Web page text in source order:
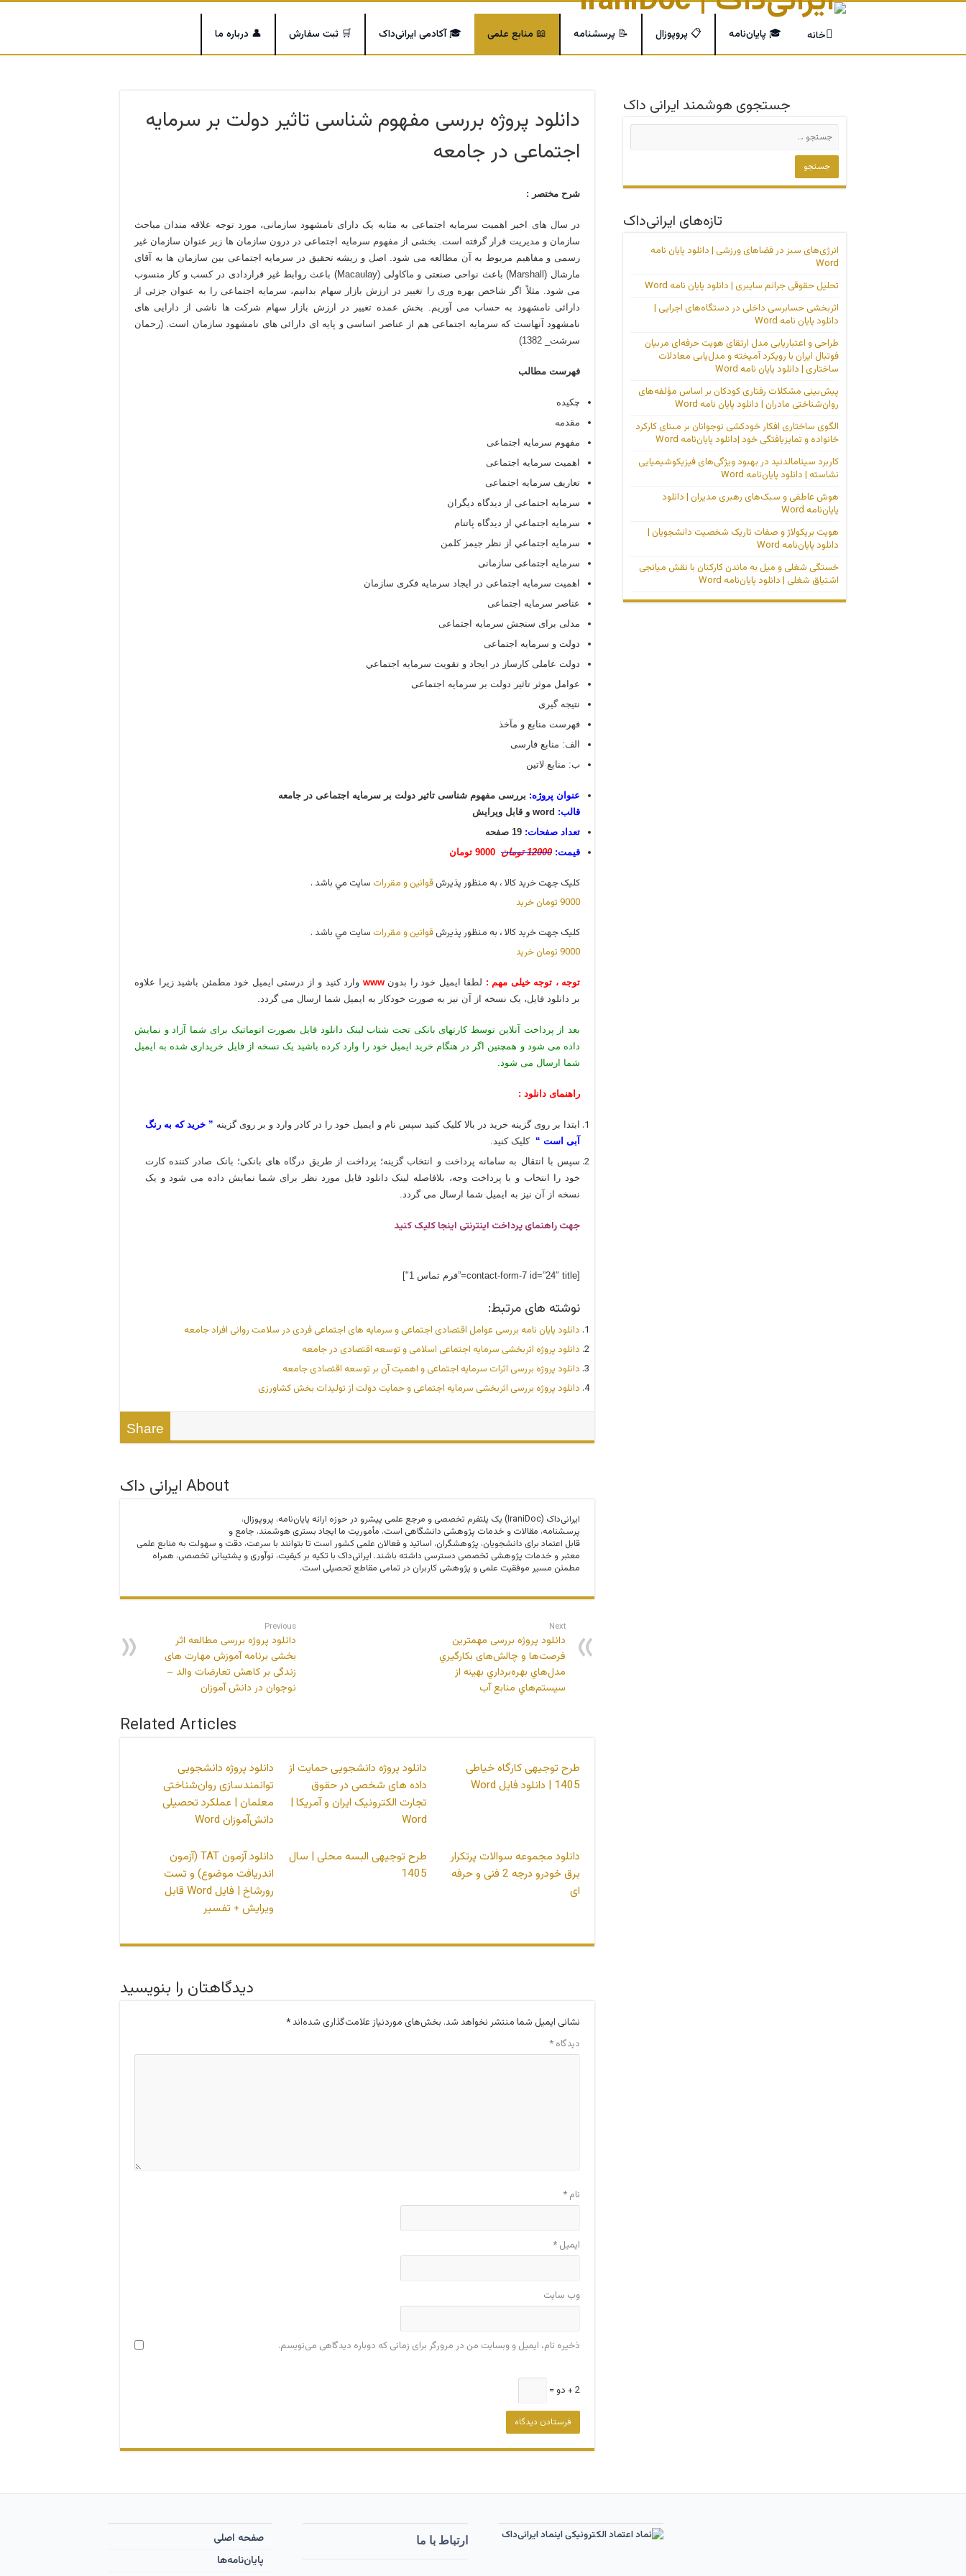
خانه 🎓 پایان‌نامه 📋 پروپوزال 📝 پرسشنامه 📖 منابع علمی 🎓 آکادمی ایرانی‌داک 🛒 ثبت سفارش 👤 درباره ما
دانلود پروژه بررسی مفهوم شناسی تاثیر دولت بر سرمایه
اجتماعی در جامعه
شرح مختصر :
در سال های اخير اهميت سرمايه اجتماعی به مثابه يک دارای نامشهود سازمانی، مورد توجه علاقه مندان مباحث
سازمان و مديريت قرار گرفته است. بخشی از مفهوم سرمايه اجتماعی در درون سازمان ها زير عنوان سازمان غير
رسمی و مفاهيم مربوط به آن مطالعه می شود. اصل و ريشه تحقيق در سرمايه اجتماعی بين سازمان ها به آقای
مارشال (Marshall) باعث نواحی صنعتی و ماکاولی (Macaulay) باعث روابط غير قراردادی در کسب و کار منسوب
می شود. مثلاً اگر شاخص بهره وری را تغيير در ارزش بازار سهام بدانيم، سرمايه اجتماعی را به عنوان جزئی از
دارائی نامشهود به حساب می آوريم. بخش عمده تغيير در ارزش بازار سهام شرکت ها ناشی از دارايی های
نامشهود آنهاست که سرمايه اجتماعی هم از عناصر اساسی و پايه ای دارائی های نامشهود سازمان است. (رحمان
سرشت_ 1382)
فهرست مطالب
چکیده
مقدمه
مفهوم سرمايه اجتماعی
اهمیت سرمایه اجتماعی
تعاريف سرمايه اجتماعی
سرمایه اجتماعی از دیدگاه دیگران
سرمايه اجتماعي از ديدگاه پاتنام
سرمايه اجتماعي از نظر جيمز كلمن
سرمايه اجتماعی سازمانی
اهمیت سرمايه اجتماعی در ايجاد سرمايه فکری سازمان
عناصر سرمایه اجتماعی
مدلی برای سنجش سرمایه اجتماعی
دولت و سرمایه اجتماعی
دولت عاملی کارساز در ايجاد و تقویت سرمايه اجتماعي
عوامل موثر تاثیر دولت بر سرمایه اجتماعی
نتیجه گیری
فهرست منابع و مآخذ
الف: منابع فارسی
ب: منابع لاتین
عنوان پروژه: بررسی مفهوم شناسی تاثیر دولت بر سرمایه اجتماعی در جامعه
قالب:
تعداد صفحات:
قیمت: 12000 تومان 9000 تومان
کليک جهت خريد کالا ، به منظور پذيرش قوانين و مقررات سايت مي باشد .
9000 تومان
خريد
کليک جهت خريد کالا ، به منظور پذيرش قوانين و مقررات سايت مي باشد .
9000 تومان
خريد
توجه ، توجه خیلی مهم : لطفا ایمیل خود را بدون www وارد کنید و از درستی ایمیل خود مطمئن باشید زیرا علاوه
بر دانلود فایل، یک نسخه از آن نیز به صورت خودکار به ایمیل شما ارسال می گردد.
بعد از پرداخت آنلاین توسط کارتهای بانکی تحت شتاب لینک دانلود فایل بصورت اتوماتیک برای شما آزاد و نمایش
داده می شود و همچنین اگر در هنگام خرید ایمیل خود را وارد کرده باشید یک نسخه از فایل خریداری شده به ایمیل
شما ارسال می شود.
راهنمای دانلود :
ابتدا بر روی گزینه خرید در بالا کلیک کنید سپس نام و ایمیل خود را در کادر وارد و بر روی گزینه ” خرید که به رنگ
آبی است “ کلیک کنید.
سپس با انتقال به سامانه پرداخت و انتخاب گزینه؛ پرداخت از طریق درگاه های بانکی؛ بانک صادر کننده کارت
خود را انتخاب و با پرداخت وجه، بلافاصله لینک دانلود فایل مورد نظر برای شما نمایش داده می شود و یک
نسخه از آن نیز به ایمیل شما ارسال می گردد.
جهت راهنمای پرداخت اینترنتی اینجا کلیک کنید
[contact-form-7 id=”24″ title=”فرم تماس 1″]
نوشته های مرتبط:
دانلود پایان نامه بررسی عوامل اقتصادی اجتماعی و سرمایه های اجتماعی فردی در سلامت روانی افراد جامعه
دانلود پروژه اثربخشی سرمایه اجتماعی اسلامی و توسعه اقتصادی در جامعه
دانلود پروژه بررسی اثرات سرمایه اجتماعی و اهمیت آن بر توسعه اقتصادی جامعه
دانلود پروژه بررسی اثربخشی سرمایه اجتماعی و حمایت دولت از تولیدات بخش کشاورزی
Share
About ایرانی داک
ایرانی‌داک (IraniDoc) یک پلتفرم تخصصی و مرجع علمی پیشرو در حوزه ارائه پایان‌نامه، پروپوزال،
پرسشنامه، مقالات و خدمات پژوهشی دانشگاهی است. مأموریت ما ایجاد بستری هوشمند، جامع و
قابل اعتماد برای دانشجویان، پژوهشگران، اساتید و فعالان علمی کشور است تا بتوانند با سرعت، دقت و سهولت به منابع علمی
معتبر و خدمات پژوهشی تخصصی دسترسی داشته باشند. ایرانی‌داک با تکیه بر کیفیت، نوآوری و پشتیبانی تخصصی، همراه
مطمئن مسیر موفقیت علمی و پژوهشی کاربران در تمامی مقاطع تحصیلی است.
Previous
دانلود پروژه بررسی مطالعه اثر
بخشی برنامه آموزش مهارت های
زندگی بر کاهش تعارضات والد –
نوجوان در دانش آموزان
Next
دانلود پروژه بررسی مهمترین
فرصت‌ها و چالش‌های بکارگيري
مدل‌هاي بهره‌برداري بهينه از
سيستم‌هاي منابع آب
Related Articles
دانلود پروژه دانشجویی
توانمندسازی روان‌شناختی
معلمان | عملکرد تحصیلی
دانش‌آموزان Word
دانلود پروژه دانشجویی حمایت از
داده های شخصی در حقوق
تجارت الکترونیک ایران و آمریکا |
Word
طرح توجیهی کارگاه خیاطی
1405 | دانلود فایل Word
دانلود آزمون TAT (آزمون
اندریافت موضوع) و تست
رورشاخ | فایل Word قابل
ویرایش + تفسیر
طرح توجیهی البسه محلی | سال
1405
دانلود مجموعه سوالات پرتکرار
برق خودرو درجه 2 فنی و حرفه
ای
دیدگاهتان را بنویسید
نشانی ایمیل شما منتشر نخواهد شد. بخش‌های موردنیاز علامت‌گذاری شده‌اند *
دیدگاه *
نام *
ایمیل *
وب‌ سایت
ذخیره نام، ایمیل و وبسایت من در مرورگر برای زمانی که دوباره دیدگاهی می‌نویسم.
2 + دو =
جستجوی هوشمند ایرانی داک
تازه‌های ایرانی‌داک
انرژی‌های سبز در فضاهای ورزشی | دانلود پایان نامه
Word
تحلیل حقوقی جرائم سایبری | دانلود پایان نامه Word
اثربخشی حسابرسی داخلی در دستگاه‌های اجرایی |
دانلود پایان نامه Word
طراحی و اعتباریابی مدل ارتقای هویت حرفه‌ای مربیان
فوتبال ایران با رویکرد آمیخته و مدل‌یابی معادلات
ساختاری | دانلود پایان نامه Word
پیش‌بینی مشکلات رفتاری کودکان بر اساس مؤلفه‌های
روان‌شناختی مادران | دانلود پایان نامه Word
الگوی ساختاری افکار خودکشی نوجوانان بر مبنای کارکرد
خانواده و تمایزیافتگی خود |دانلود پایان‌نامه Word
کاربرد سینامالدئید در بهبود ویژگی‌های فیزیکوشیمیایی
نشاسته | دانلود پایان‌نامه Word
هوش عاطفی و سبک‌های رهبری مدیران | دانلود
پایان‌نامه Word
هویت بریکولاژ و صفات تاریک شخصیت دانشجویان |
دانلود پایان‌نامه Word
خستگی شغلی و میل به ماندن کارکنان با نقش میانجی
اشتیاق شغلی | دانلود پایان‌نامه Word
صفحه اصلی
پایان‌نامه‌ها
ارتباط با ما